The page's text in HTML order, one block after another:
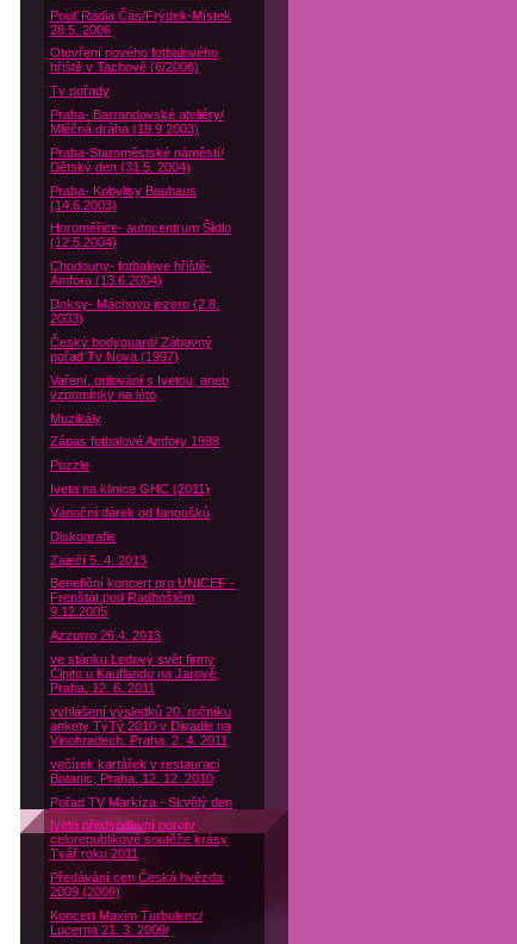
Pouť Radia Čas/Frýdek-Místek
28.5. 2006
Otevření nového fotbalového
hřiště v Tachově (6/2008)
Tv pořady
Praha- Barrandovské ateliéry/
Mléčná dráha (19.9 2003)
Praha-Staroměstské náměstí/
Dětský den (31.5. 2004)
Praha- Kobylisy Bauhaus
(14.6.2003)
Horoměřice- autocentrum Šídlo
(12.5.2004)
Chodouny- fotbalove hřiště-
Amfora (13.6.2004)
Doksy- Máchovo jezero (2.8.
2003)
Český bodyguard/ Zábavný
pořad Tv Nova (1997)
Vaření, grilování s Ivetou, aneb
vzpomínky na léto
Muzikály
Zápas fotbalové Amfory 1988
Puzzle
Iveta na klinice GHC (2011)
Vánoční dárek od fanoušků
Diskografie
Zaječí 5. 4. 2013
Benefiční koncert pro UNICEF -
Frenštát pod Radhoštěm
9.12.2005
Azzurro 26.4. 2013
ve stánku Ledový svět firmy
Čipito u Kauflandu na Jarově,
Praha, 12. 6. 2011
vyhlášení výsledků 20. ročníku
ankety TýTý 2010 v Divadle na
Vinohradech, Praha, 2. 4. 2011
večírek kartářek v restauraci
Botanic, Praha, 12. 12. 2010
Pořad TV Markíza - Skvělý den
Iveta předsedkyní poroty
celorepublikové soutěže krásy
Tvář roku 2011
Předávání cen Česká hvězda
2009 (2009)
Koncert Maxim Turbulenc/
Lucerna 21. 3. 2009/